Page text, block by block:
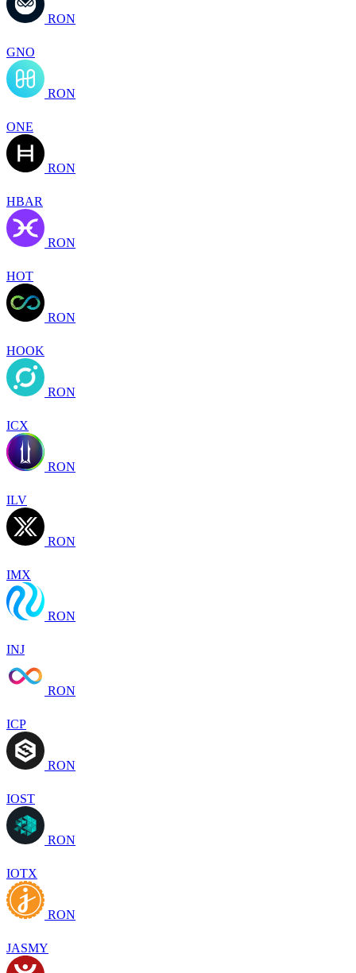
RON
GNO
RON
ONE
RON
HBAR
RON
HOT
RON
HOOK
RON
ICX
RON
ILV
RON
IMX
RON
INJ
RON
ICP
RON
IOST
RON
IOTX
RON
JASMY